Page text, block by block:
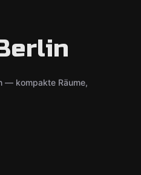
— kompakte Räume,